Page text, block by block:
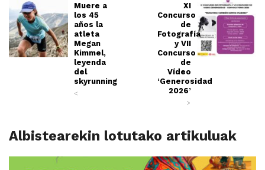
Muere a
los 45
años la
atleta
Megan
Kimmel,
leyenda
del
skyrunning
<
XI
Concurso
de
Fotografía
y VII
Concurso
de
Vídeo
‘Generosidad
2026’
>
Albistearekin lotutako artikuluak